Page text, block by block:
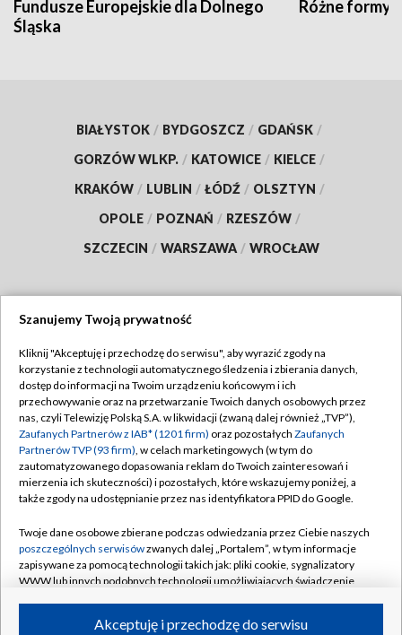
Fundusze Europejskie dla Dolnego
Śląska
Różne formy
BIAŁYSTOK / BYDGOSZCZ / GDAŃSK /
GORZÓW WLKP. / KATOWICE / KIELCE /
KRAKÓW / LUBLIN / ŁÓDŹ / OLSZTYN /
OPOLE / POZNAŃ / RZESZÓW /
SZCZECIN / WARSZAWA / WROCŁAW
TVP
Abonament TVP
Emisja w TVP
Centrum informacji TVP
Naziemna Telewizja Cyfrowa
Rada Programowa
System NOS
Informacje o nadawcy
Regulamin TVP
Polityka prywatności
Moje zgody
Pomoc
Kontakt
Kanały
Szanujemy Twoją prywatność
Kliknij "Akceptuję i przechodzę do serwisu", aby wyrazić zgody na
korzystanie z technologii automatycznego śledzenia i zbierania danych,
dostęp do informacji na Twoim urządzeniu końcowym i ich
przechowywanie oraz na przetwarzanie Twoich danych osobowych przez
nas, czyli Telewizję Polską S.A. w likwidacji (zwaną dalej również „TVP”),
Zaufanych Partnerów z IAB* (1201 firm) oraz pozostałych Zaufanych
Partnerów TVP (93 firm), w celach marketingowych (w tym do
zautomatyzowanego dopasowania reklam do Twoich zainteresowań i
mierzenia ich skuteczności) i pozostałych, które wskazujemy poniżej, a
także zgody na udostępnianie przez nas identyfikatora PPID do Google.
Twoje dane osobowe zbierane podczas odwiedzania przez Ciebie naszych
poszczególnych serwisówzwanych dalej „Portalem”, w tym informacje
zapisywane za pomocą technologii takich jak: pliki cookie, sygnalizatory
WWW lub innych podobnych technologii umożliwiających świadczenie
ruchu w Internecie.Akceptuję i przechodzę do serwisu